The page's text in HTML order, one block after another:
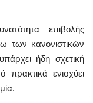
επιβολής
των κανονιστικών
ήδη σχετική
πρακτικά ενισχύει